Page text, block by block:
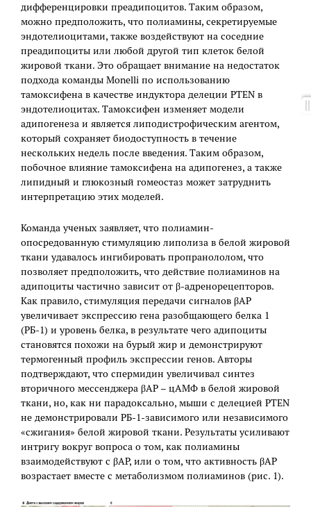
дифференцировки преадипоцитов. Таким образом,
можно предположить, что полиамины, секретируемые
эндотелиоцитами, также воздействуют на соседние
преадипоциты или любой другой тип клеток белой
жировой ткани. Это обращает внимание на недостаток
подхода команды Monelli по использованию
тамоксифена в качестве индуктора делеции PTEN в
эндотелиоцитах. Тамоксифен изменяет модели
адипогенеза и является липодистрофическим агентом,
который сохраняет биодоступность в течение
нескольких недель после введения. Таким образом,
побочное влияние тамоксифена на адипогенез, а также
липидный и глюкозный гомеостаз может затруднить
интерпретацию этих моделей.
Команда ученых заявляет, что полиамин-
опосредованную стимуляцию липолиза в белой жировой
ткани удавалось ингибировать пропранололом, что
позволяет предположить, что действие полиаминов на
адипоциты частично зависит от β-адренорецепторов.
Как правило, стимуляция передачи сигналов βАР
увеличивает экспрессию гена разобщающего белка 1
(РБ-1) и уровень белка, в результате чего адипоциты
становятся похожи на бурый жир и демонстрируют
термогенный профиль экспрессии генов. Авторы
подтверждают, что спермидин увеличивал синтез
вторичного мессенджера βАР – цАМФ в белой жировой
ткани, но, как ни парадоксально, мыши с делецией PTEN
не демонстрировали РБ-1-зависимого или независимого
«сжигания» белой жировой ткани. Результаты усиливают
интригу вокруг вопроса о том, как полиамины
взаимодействуют с βАР, или о том, что активность βАР
возрастает вместе с метаболизмом полиаминов (рис. 1).